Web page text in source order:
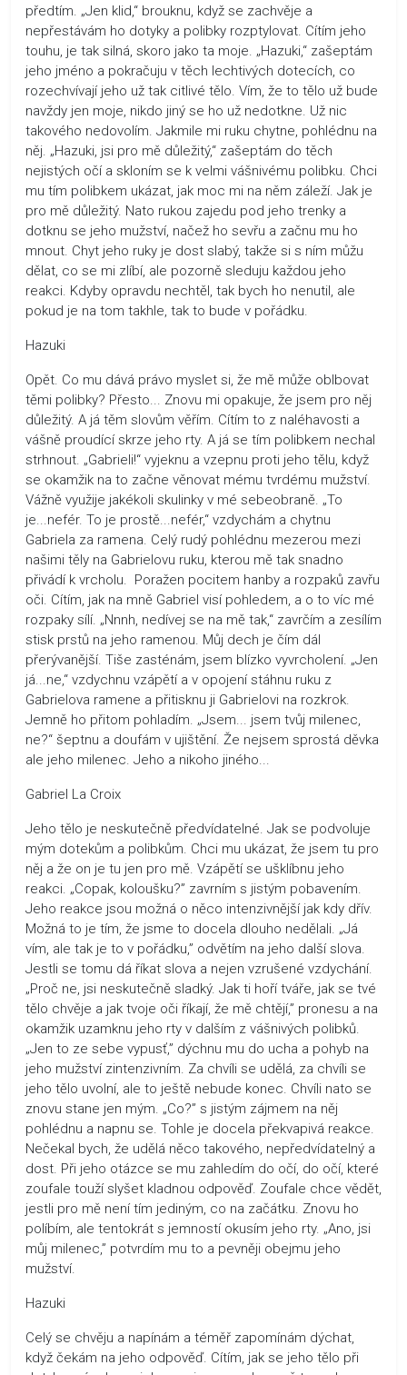
předtím. „Jen klid,“ brouknu, když se zachvěje a
nepřestávám ho dotyky a polibky rozptylovat. Cítím jeho
touhu, je tak silná, skoro jako ta moje. „Hazuki,“ zašeptám
jeho jméno a pokračuju v těch lechtivých dotecích, co
rozechvívají jeho už tak citlivé tělo. Vím, že to tělo už bude
navždy jen moje, nikdo jiný se ho už nedotkne. Už nic
takového nedovolím. Jakmile mi ruku chytne, pohlédnu na
něj. „Hazuki, jsi pro mě důležitý,“ zašeptám do těch
nejistých očí a skloním se k velmi vášnivému polibku. Chci
mu tím polibkem ukázat, jak moc mi na něm záleží. Jak je
pro mě důležitý. Nato rukou zajedu pod jeho trenky a
dotknu se jeho mužství, načež ho sevřu a začnu mu ho
mnout. Chyt jeho ruky je dost slabý, takže si s ním můžu
dělat, co se mi zlíbí, ale pozorně sleduju každou jeho
reakci. Kdyby opravdu nechtěl, tak bych ho nenutil, ale
pokud je na tom takhle, tak to bude v pořádku.
Hazuki
Opět. Co mu dává právo myslet si, že mě může oblbovat
těmi polibky? Přesto... Znovu mi opakuje, že jsem pro něj
důležitý. A já těm slovům věřím. Cítím to z naléhavosti a
vášně proudící skrze jeho rty. A já se tím polibkem nechal
strhnout. „Gabrieli!“ vyjeknu a vzepnu proti jeho tělu, když
se okamžik na to začne věnovat mému tvrdému mužství.
Vážně využije jakékoli skulinky v mé sebeobraně. „To
je...nefér. To je prostě...nefér,“ vzdychám a chytnu
Gabriela za ramena. Celý rudý pohlédnu mezerou mezi
našimi těly na Gabrielovu ruku, kterou mě tak snadno
přivádí k vrcholu. Poražen pocitem hanby a rozpaků zavřu
oči. Cítím, jak na mně Gabriel visí pohledem, a o to víc mé
rozpaky sílí. „Nnnh, nedívej se na mě tak,“ zavrčím a zesílím
stisk prstů na jeho ramenou. Můj dech je čím dál
přerývanější. Tiše zasténám, jsem blízko vyvrcholení. „Jen
já...ne,“ vzdychnu vzápětí a v opojení stáhnu ruku z
Gabrielova ramene a přitisknu ji Gabrielovi na rozkrok.
Jemně ho přitom pohladím. „Jsem... jsem tvůj milenec,
ne?“ šeptnu a doufám v ujištění. Že nejsem sprostá děvka
ale jeho milenec. Jeho a nikoho jiného...
Gabriel La Croix
Jeho tělo je neskutečně předvídatelné. Jak se podvoluje
mým dotekům a polibkům. Chci mu ukázat, že jsem tu pro
něj a že on je tu jen pro mě. Vzápětí se ušklíbnu jeho
reakci. „Copak, koloušku?” zavrním s jistým pobavením.
Jeho reakce jsou možná o něco intenzivnější jak kdy dřív.
Možná to je tím, že jsme to docela dlouho nedělali. „Já
vím, ale tak je to v pořádku,” odvětím na jeho další slova.
Jestli se tomu dá říkat slova a nejen vzrušené vzdychání.
„Proč ne, jsi neskutečně sladký. Jak ti hoří tváře, jak se tvé
tělo chvěje a jak tvoje oči říkají, že mě chtějí,” pronesu a na
okamžik uzamknu jeho rty v dalším z vášnivých polibků.
„Jen to ze sebe vypusť,” dýchnu mu do ucha a pohyb na
jeho mužství zintenzivním. Za chvíli se udělá, za chvíli se
jeho tělo uvolní, ale to ještě nebude konec. Chvíli nato se
znovu stane jen mým. „Co?” s jistým zájmem na něj
pohlédnu a napnu se. Tohle je docela překvapivá reakce.
Nečekal bych, že udělá něco takového, nepředvídatelný a
dost. Při jeho otázce se mu zahledím do očí, do očí, které
zoufale touží slyšet kladnou odpověď. Zoufale chce vědět,
jestli pro mě není tím jediným, co na začátku. Znovu ho
políbím, ale tentokrát s jemností okusím jeho rty. „Ano, jsi
můj milenec,” potvrdím mu to a pevněji obejmu jeho
mužství.
Hazuki
Celý se chvěju a napínám a téměř zapomínám dýchat,
když čekám na jeho odpověď. Cítím, jak se jeho tělo při